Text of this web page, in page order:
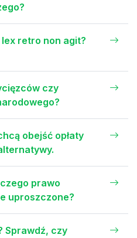
lex retro non agit?
czy
obejść opłaty
prawo
uproszczone?
Sprawdź, czy